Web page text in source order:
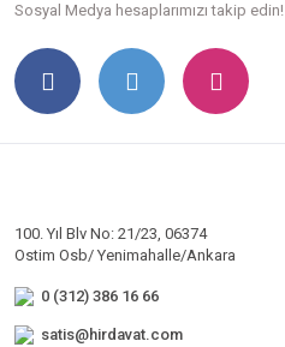
Sosyal Medya hesaplarımızı takip edin!
100. Yıl Blv No: 21/23, 06374
Ostim Osb/ Yenimahalle/Ankara
0 (312) 386 16 66
satis@hirdavat.com